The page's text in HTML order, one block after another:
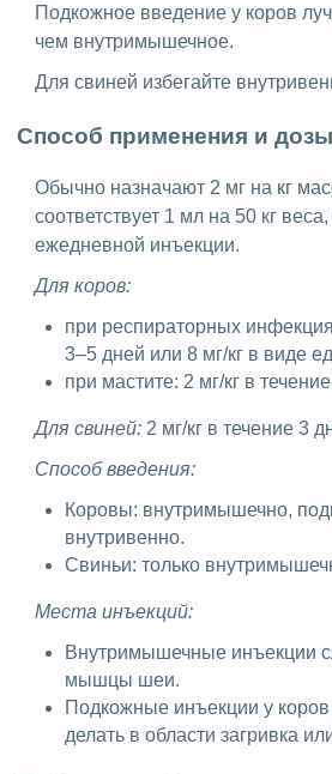
Подкожное введение у коров
чем внутримышечное.
Для свиней избегайте
Способ применения и дозы
Обычно назначают 2 мг на кг
соответствует 1 мл на 50 кг
ежедневной инъекции.
Для коров:
при респираторных
3–5 дней или 8 мг/кг в виде
при мастите: 2 мг/кг в
Для свиней: 2 мг/кг в течение 3
Способ введения:
Коровы: внутримышечно,
внутривенно.
Свиньи: только
Места инъекций:
Внутримышечные инъекции
мышцы шеи.
Подкожные инъекции у коров
делать в области загривка